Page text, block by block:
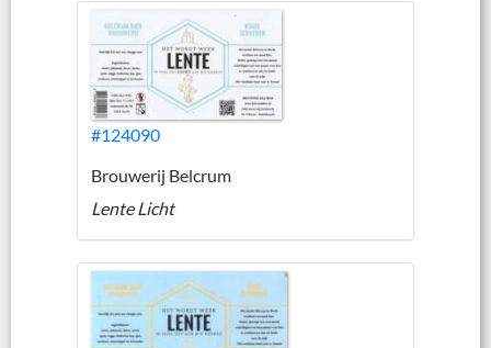
#124090
Brouwerij Belcrum
Lente Licht